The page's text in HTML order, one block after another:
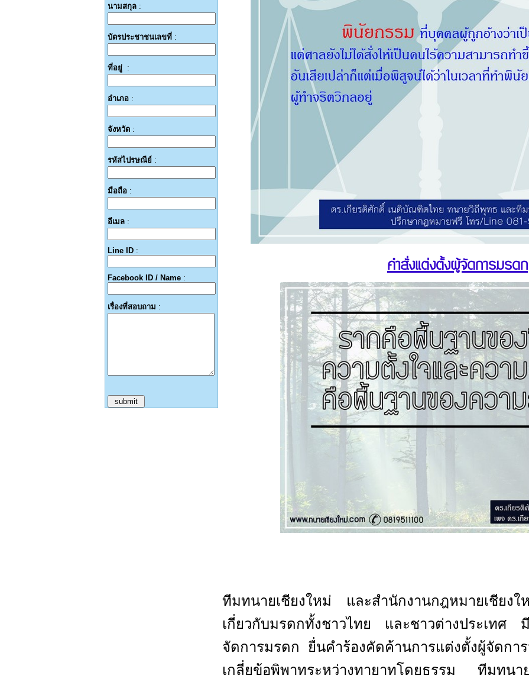
นามสกุล:
บัตรประชาชนเลขที่:
ที่อยู่ :
อำเภอ:
จังหวัด:
รหัสไปรษณีย์ :
มือถือ:
อีเมล:
Line ID:
Facebook ID / Name:
เรื่องที่สอบถาม :
คำสั่งแต่งตั้งผู้จัดการมรดก
ทีมทนายเชียงใหม่ และสำนักงานกฎหมายเชียง
เกี่ยวกับมรดกทั้งชาวไทย และชาวต่างประเทศ
จัดการมรดก ยื่นคำร้องคัดค้านการแต่งตั้งผู้จัดกา
เกลี่ยข้อพิพาทระหว่างทายาทโดยธรรม ทีมทนา